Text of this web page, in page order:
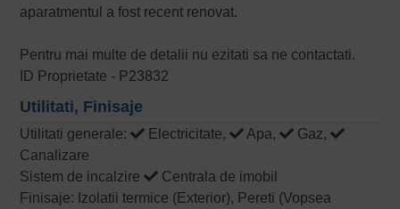
aparatmentul a fost recent renovat.
Pentru mai multe de detalii nu ezitati sa ne contactati.
ID Proprietate - P23832
Utilitati, Finisaje
Utilitati generale: Electricitate, Apa,
Gaz,
Canalizare
Sistem de incalzire
Centrala de imobil
Finisaje: Izolatii termice (Exterior), Pereti (Vopsea